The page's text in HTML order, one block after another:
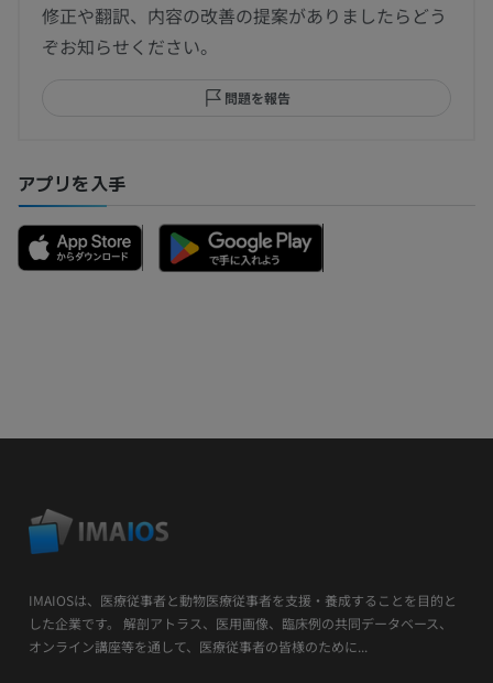
修正や翻訳、内容の改善の提案がありましたらどう
ぞお知らせください。
問題を報告
アプリを入手
IMAIOSは、医療従事者と動物医療従事者を支援・養成することを目的と
した企業です。 解剖アトラス、医用画像、臨床例の共同データベース、
オンライン講座等を通して、医療従事者の皆様のために...